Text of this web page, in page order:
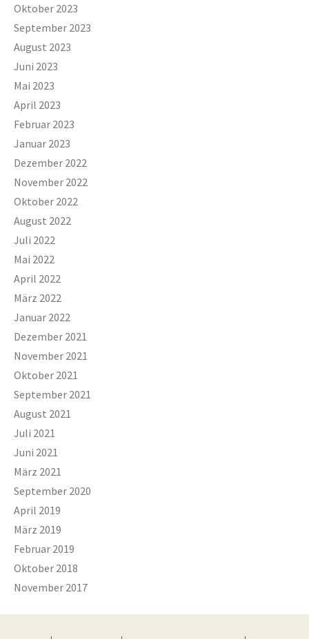
Oktober 2023
September 2023
August 2023
Juni 2023
Mai 2023
April 2023
Februar 2023
Januar 2023
Dezember 2022
November 2022
Oktober 2022
August 2022
Juli 2022
Mai 2022
April 2022
März 2022
Januar 2022
Dezember 2021
November 2021
Oktober 2021
September 2021
August 2021
Juli 2021
Juni 2021
März 2021
September 2020
April 2019
März 2019
Februar 2019
Oktober 2018
November 2017